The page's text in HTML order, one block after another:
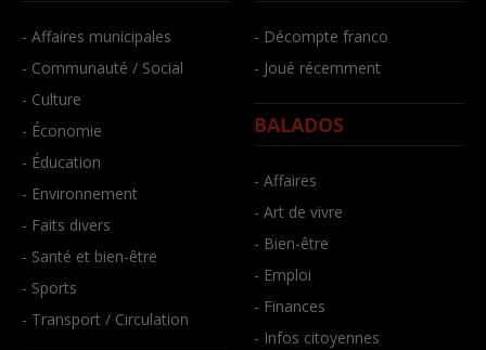
- Affaires municipales
- Communauté / Social
- Culture
- Économie
- Éducation
- Environnement
- Faits divers
- Santé et bien-être
- Sports
- Transport / Circulation
- Décompte franco
- Joué récemment
BALADOS
- Affaires
- Art de vivre
- Bien-être
- Emploi
- Finances
- Infos citoyennes